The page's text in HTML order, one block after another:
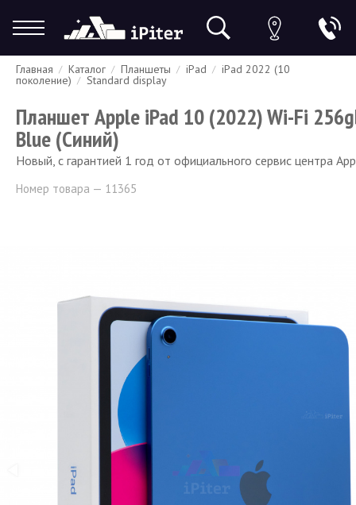
Гарантия Доставка и оплата Спецпредложения
Главная Каталог Планшеты iPad iPad 2022 (10
поколение) Standard display
Планшет Apple iPad 10 (2022) Wi-Fi
Blue (Синий)
Новый, с гарантией 1 год от официального сервис центра
Номер товара — 11365